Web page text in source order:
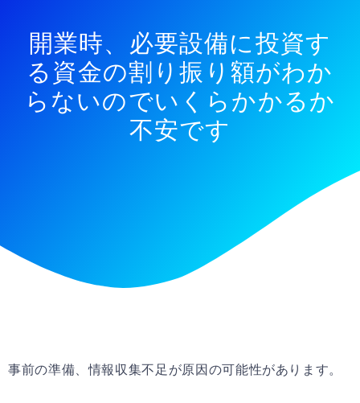
開業時、必要設備に投資す
る資金の割り振り額がわか
らないのでいくらかかるか
不安です
事前の準備、情報収集不足が原因の可能性があります。